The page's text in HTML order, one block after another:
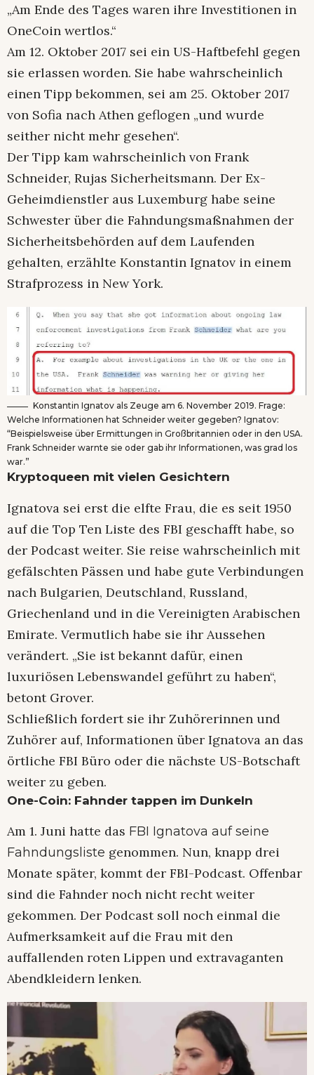
„Am Ende des Tages waren ihre Investitionen in
OneCoin wertlos.“
Am 12. Oktober 2017 sei ein US-Haftbefehl gegen
sie erlassen worden. Sie habe wahrscheinlich
einen Tipp bekommen, sei am 25. Oktober 2017
von Sofia nach Athen geflogen „und wurde
seither nicht mehr gesehen“.
Der Tipp kam wahrscheinlich von Frank
Schneider, Rujas Sicherheitsmann. Der Ex-
Geheimdienstler aus Luxemburg habe seine
Schwester über die Fahndungsmaßnahmen der
Sicherheitsbehörden auf dem Laufenden
gehalten, erzählte Konstantin Ignatov in einem
Strafprozess in New York.
Konstantin Ignatov als Zeuge am 6. November 2019. Frage:
Welche Informationen hat Schneider weiter gegeben? Ignatov:
“Beispielsweise über Ermittungen in Großbritannien oder in den USA.
Frank Schneider warnte sie oder gab ihr Informationen, was grad los
war.”
Kryptoqueen mit vielen Gesichtern
Ignatova sei erst die elfte Frau, die es seit 1950
auf die Top Ten Liste des FBI geschafft habe, so
der Podcast weiter. Sie reise wahrscheinlich mit
gefälschten Pässen und habe gute Verbindungen
nach Bulgarien, Deutschland, Russland,
Griechenland und in die Vereinigten Arabischen
Emirate. Vermutlich habe sie ihr Aussehen
verändert. „Sie ist bekannt dafür, einen
luxuriösen Lebenswandel geführt zu haben“,
betont Grover.
Schließlich fordert sie ihr Zuhörerinnen und
Zuhörer auf, Informationen über Ignatova an das
örtliche FBI Büro oder die nächste US-Botschaft
weiter zu geben.
One-Coin: Fahnder tappen im Dunkeln
Am 1. Juni hatte das FBI Ignatova auf seine
Fahndungsliste genommen. Nun, knapp drei
Monate später, kommt der FBI-Podcast. Offenbar
sind die Fahnder noch nicht recht weiter
gekommen. Der Podcast soll noch einmal die
Aufmerksamkeit auf die Frau mit den
auffallenden roten Lippen und extravaganten
Abendkleidern lenken.